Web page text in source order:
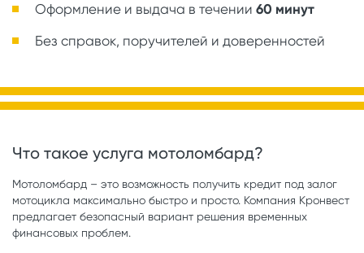
Оформление и выдача в течении 60 минут
Без справок, поручителей и доверенностей
Что такое услуга мотоломбард?
Мотоломбард – это возможность получить кредит под залог
мотоцикла максимально быстро и просто. Компания Кронвест
предлагает безопасный вариант решения временных
финансовых проблем.